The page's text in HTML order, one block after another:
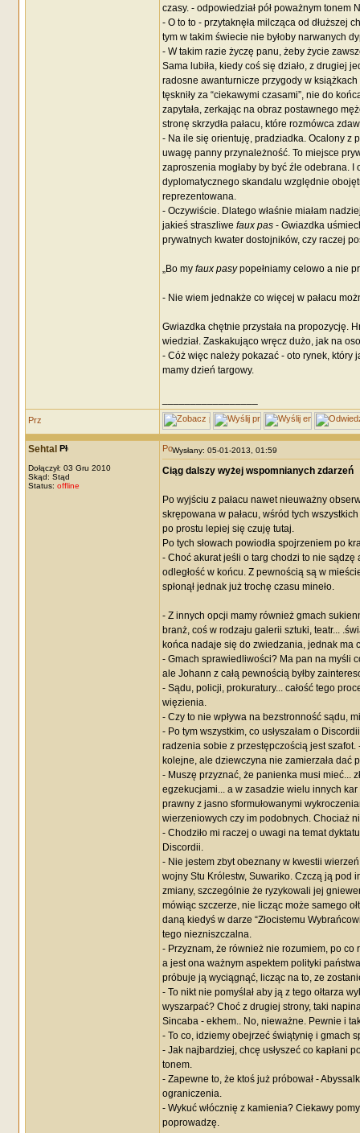
czasy. - odpowiedział pół poważnym tonem
- O to to - przytaknęła milcząca od dłuższej
tym w takim świecie nie byłoby narwanych
- W takim razie życzę panu, żeby życie
Sama lubiła, kiedy coś się działo, z drugiej
radosne awanturnicze przygody w książkach
tęskniły za “ciekawymi czasami”, nie do
zapytała, zerkając na obraz postawnego
stronę skrzydła pałacu, które rozmówca
- Na ile się orientuję, pradziadka. Ocalony z
uwagę panny przynależność. To miejsce
zaproszenia mogłaby by być źle odebrana.
dyplomatycznego skandalu względnie
reprezentowana.
- Oczywiście. Dlatego właśnie miałam
jakieś straszliwe faux pas- Gwiazdka
prywatnych kwater dostojników, czy raczej
„Bo my faux pasypopełniamy celowo a nie
- Nie wiem jednakże co więcej w pałacu
Gwiazdka chętnie przystała na propozycję.
wiedział. Zaskakująco wręcz dużo, jak na
- Cóż więc należy pokazać - oto rynek, który
mamy dzień targowy.
Sehtal
Dołączył: 03 Gru 2010
Skąd: Stąd
Status: offline
Wysłany: 05-01-2013, 01:59
Ciąg dalszy wyżej wspomnianych zdarzeń
Po wyjściu z pałacu nawet nieuważny
skrępowana w pałacu, wśród tych
po prostu lepiej się czuję tutaj.
Po tych słowach powiodła spojrzeniem po
- Choć akurat jeśli o targ chodzi to nie
odległość w końcu. Z pewnością są w
spłonął jednak już trochę czasu mineło.
- Z innych opcji mamy również gmach
branż, coś w rodzaju galerii sztuki, teatr...
końca nadaje się do zwiedzania, jednak ma
- Gmach sprawiedliwości? Ma pan na myśli
ale Johann z całą pewnością byłby
- Sądu, policji, prokuratury... całość tego
więzienia.
- Czy to nie wpływa na bezstronność sądu,
- Po tym wszystkim, co usłyszałam o
radzenia sobie z przestępczością jest szafot.
kolejne, ale dziewczyna nie zamierzała dać
- Muszę przyznać, że panienka musi mieć...
egzekucjami... a w zasadzie wielu innych
prawny z jasno sformułowanymi
wierzeniowych czy im podobnych. Chociaż
- Chodziło mi raczej o uwagi na temat
Discordii.
- Nie jestem zbyt obeznany w kwestii
wojny Stu Królestw, Suwariko. Czczą ją pod
zmiany, szczególnie że ryzykowali jej
mówiąc szczerze, nie licząc może samego
daną kiedyś w darze “Złocistemu
tego niezniszczalna.
- Przyznam, że również nie rozumiem, po co
a jest ona ważnym aspektem polityki
próbuje ją wyciągnąć, licząc na to, ze
- To nikt nie pomyślał aby ją z tego ołtarza
wyszarpać? Choć z drugiej strony, taki
Sincaba - ekhem.. No, nieważne. Pewnie i
- To co, idziemy obejrzeć świątynię i gmach
- Jak najbardziej, chcę usłyszeć co kapłani
tonem.
- Zapewne to, że ktoś już próbował -
ograniczenia.
- Wykuć włócznię z kamienia? Ciekawy
poprowadzę.